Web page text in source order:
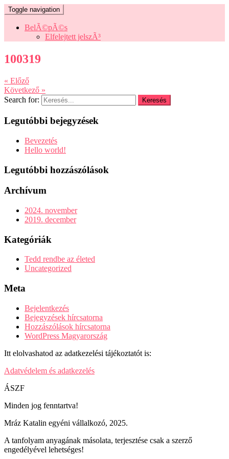
Toggle navigation
BelÃ©pÃ©s
Elfelejtett jelszÃ³
100319
« Előző
Következő »
Search for:
Legutóbbi bejegyzések
Bevezetés
Hello world!
Legutóbbi hozzászólások
Archívum
2024. november
2019. december
Kategóriák
Tedd rendbe az életed
Uncategorized
Meta
Bejelentkezés
Bejegyzések hírcsatorna
Hozzászólások hírcsatorna
WordPress Magyarország
Itt elolvashatod az adatkezelési tájékoztatót is:
Adatvédelem és adatkezelés
ÁSZF
Minden jog fenntartva!
Mráz Katalin egyéni vállalkozó, 2025.
A tanfolyam anyagának másolata, terjesztése csak a szerző
engedélyével lehetséges!